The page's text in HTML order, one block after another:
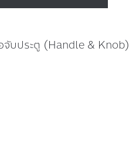
จับประตู (Handle & Knob)